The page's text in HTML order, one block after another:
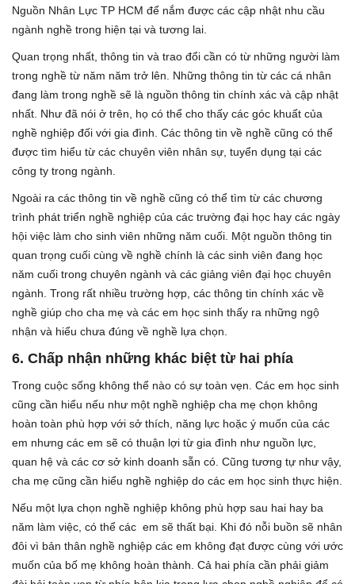
Nguồn Nhân Lực TP HCM để nắm được các cập nhật nhu cầu
ngành nghề trong hiện tại và tương lai.
Quan trọng nhất, thông tin và trao đổi cần có từ những người làm
trong nghề từ năm năm trở lên. Những thông tin từ các cá nhân
đang làm trong nghề sẽ là nguồn thông tin chính xác và cập nhật
nhất. Như đã nói ở trên, họ có thể cho thấy các góc khuất của
nghề nghiệp đối với gia đình. Các thông tin về nghề cũng có thể
được tìm hiểu từ các chuyên viên nhân sự, tuyển dụng tại các
công ty trong ngành.
Ngoài ra các thông tin về nghề cũng có thể tìm từ các chương
trình phát triển nghề nghiệp của các trường đại học hay các ngày
hội việc làm cho sinh viên những năm cuối. Một nguồn thông tin
quan trọng cuối cùng về nghề chính là các sinh viên đang học
năm cuối trong chuyên ngành và các giảng viên đại học chuyên
ngành. Trong rất nhiều trường hợp, các thông tin chính xác về
nghề giúp cho cha mẹ và các em học sinh thấy ra những ngộ
nhận và hiểu chưa đúng về nghề lựa chọn.
6. Chấp nhận những khác biệt từ hai phía
Trong cuộc sống không thể nào có sự toàn vẹn. Các em học sinh
cũng cần hiểu nếu như một nghề nghiệp cha mẹ chọn không
hoàn toàn phù hợp với sở thích, năng lực hoặc ý muốn của các
em nhưng các em sẽ có thuận lợi từ gia đình như nguồn lực,
quan hệ và các cơ sở kinh doanh sẵn có. Cũng tương tự như vậy,
cha mẹ cũng cần hiểu nghề nghiệp do các em học sinh thực hiện.
Nếu một lựa chọn nghề nghiệp không phù hợp sau hai hay ba
năm làm việc, có thể các em sẽ thất bại. Khi đó nỗi buồn sẽ nhân
đôi vì bản thân nghề nghiệp các em không đạt được cùng với ước
muốn của bố mẹ không hoàn thành. Cả hai phía cần phải giảm